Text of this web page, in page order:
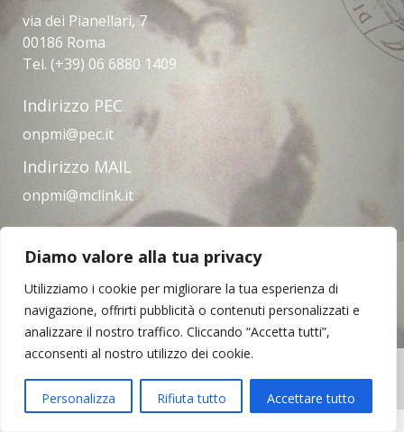
Diamo valore alla tua privacy
Utilizziamo i cookie per migliorare la tua esperienza di
navigazione, offrirti pubblicità o contenuti personalizzati e
analizzare il nostro traffico. Cliccando “Accetta tutti”,
acconsenti al nostro utilizzo dei cookie.
Personalizza Rifiuta tutto Accettare tutto
via dei Pianellari, 7
00186 Roma
Tel. (+39) 06 6880 1409
Indirizzo PEC
onpmi@pec.it
Indirizzo MAIL
onpmi@mclink.it
Amministrazione trasparente
Privacy Policy
Note legali
Contatti
Mezzogiorno d'Italia